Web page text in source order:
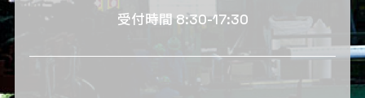
受付時間 8:30-17:30